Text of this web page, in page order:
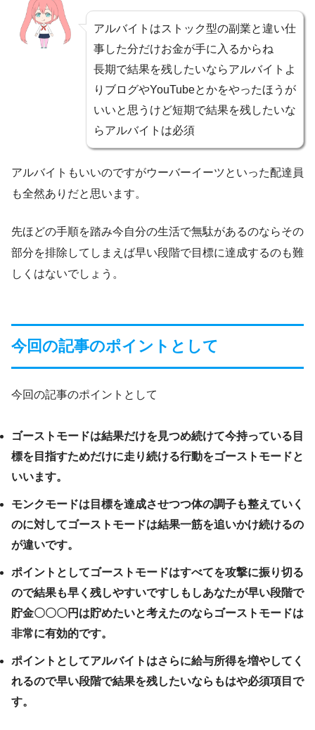
アルバイトはストック型の副業と違い仕
事した分だけお金が手に入るからね
長期で結果を残したいならアルバイトよ
りブログやYouTubeとかをやったほうが
いいと思うけど短期で結果を残したいな
らアルバイトは必須
アルバイトもいいのですがウーバーイーツといった配達員
も全然ありだと思います。
先ほどの手順を踏み今自分の生活で無駄があるのならその
部分を排除してしまえば早い段階で目標に達成するのも難
しくはないでしょう。
今回の記事のポイントとして
今回の記事のポイントとして
ゴーストモードは結果だけを見つめ続けて今持っている目
標を目指すためだけに走り続ける行動をゴーストモードと
いいます。
モンクモードは目標を達成させつつ体の調子も整えていく
のに対してゴーストモードは結果一筋を追いかけ続けるの
が違いです。
ポイントとしてゴーストモードはすべてを攻撃に振り切る
ので結果も早く残しやすいですしもしあなたが早い段階で
貯金〇〇〇円は貯めたいと考えたのならゴーストモードは
非常に有効的です。
ポイントとしてアルバイトはさらに給与所得を増やしてく
れるので早い段階で結果を残したいならもはや必須項目で
す。